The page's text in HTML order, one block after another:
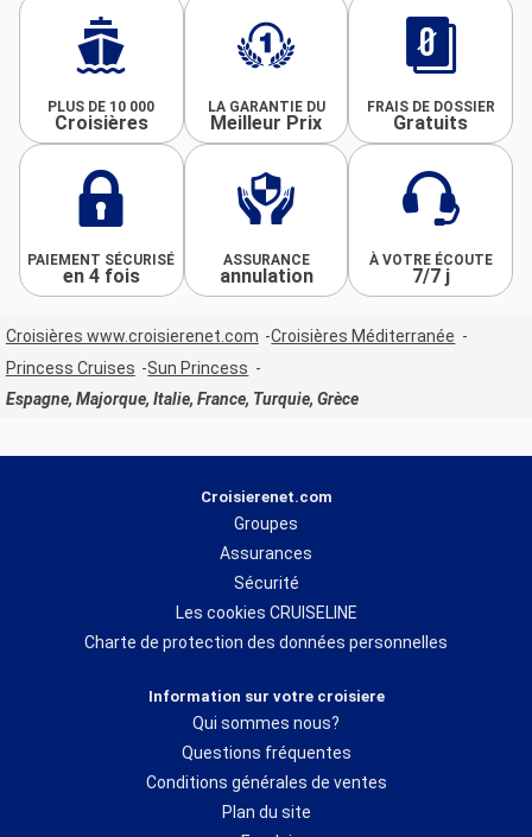
PLUS DE 10 000
Croisières
LA GARANTIE DU
Meilleur Prix
FRAIS DE DOSSIER
Gratuits
PAIEMENT SÉCURISÉ
en 4 fois
ASSURANCE
annulation
À VOTRE ÉCOUTE
7/7 j
Croisières www.croisierenet.com
Croisières Méditerranée
Princess Cruises
Sun Princess
Espagne, Majorque, Italie, France, Turquie, Grèce
Croisierenet.com
Groupes
Assurances
Sécurité
Les cookies CRUISELINE
Charte de protection des données personnelles
Information sur votre croisiere
Qui sommes nous?
Questions fréquentes
Conditions générales de ventes
Plan du site